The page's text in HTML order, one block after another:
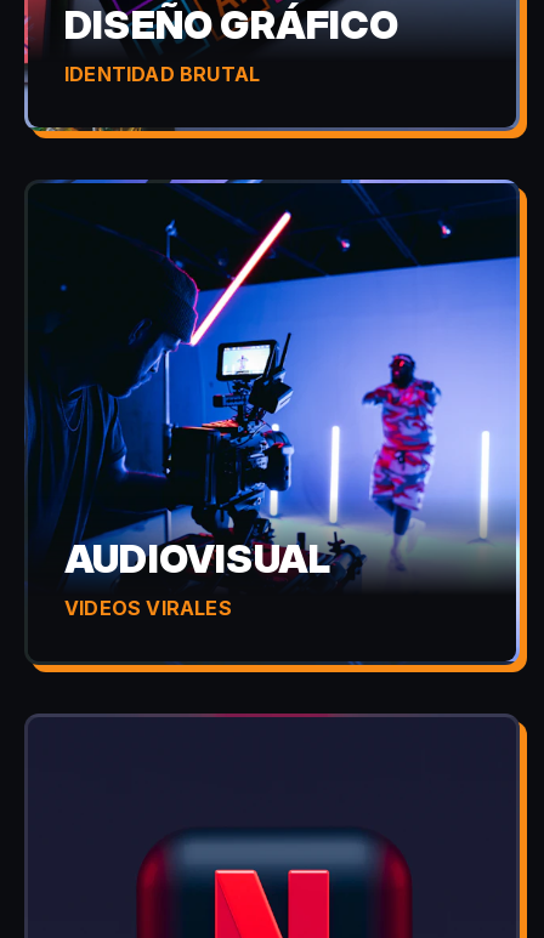
DISEÑO GRÁFICO
IDENTIDAD BRUTAL
AUDIOVISUAL
VIDEOS VIRALES